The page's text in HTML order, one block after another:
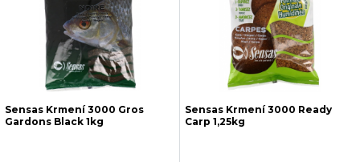
Sensas Krmení 3000 Gros
Gardons Black 1kg
Sensas Krmení 3000 Ready
Carp 1,25kg